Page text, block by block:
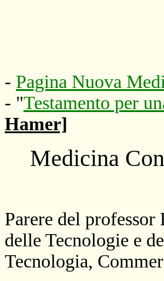
- Pagina Nuova
- "Testamento per
Hamer]
Medicina
Parere del
delle Tecnologie e
Tecnologia,